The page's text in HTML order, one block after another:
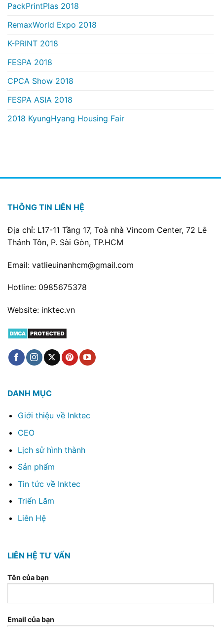
PackPrintPlas 2018
RemaxWorld Expo 2018
K-PRINT 2018
FESPA 2018
CPCA Show 2018
FESPA ASIA 2018
2018 KyungHyang Housing Fair
THÔNG TIN LIÊN HỆ
Địa chỉ: L17-11 Tầng 17, Toà nhà Vincom Center, 72 Lê
Thánh Tôn, P. Sài Gòn, TP.HCM
Email: vatlieuinanhcm@gmail.com
Hotline: 0985675378
Website: inktec.vn
DANH MỤC
Giới thiệu về Inktec
CEO
Lịch sử hình thành
Sản phẩm
Tin tức về Inktec
Triển Lãm
Liên Hệ
LIÊN HỆ TƯ VẤN
Tên của bạn
Email của bạn